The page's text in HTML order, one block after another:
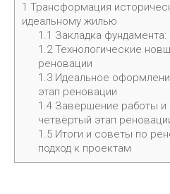
1 Трансформация
идеальному жилью
1.1 Закладка
1.2Технологические
реновации
1.3Идеальное
этап реновации
1.4Завершение работы и
четвёртый этап
1.5Итоги и советы по
подход к проектам